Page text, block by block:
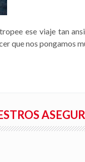
ese viaje tan
que nos pongamos